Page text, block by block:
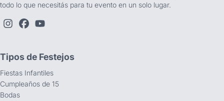
todo lo que necesitás para tu evento en un solo lugar.
Tipos de Festejos
Fiestas Infantiles
Cumpleaños de 15
Bodas